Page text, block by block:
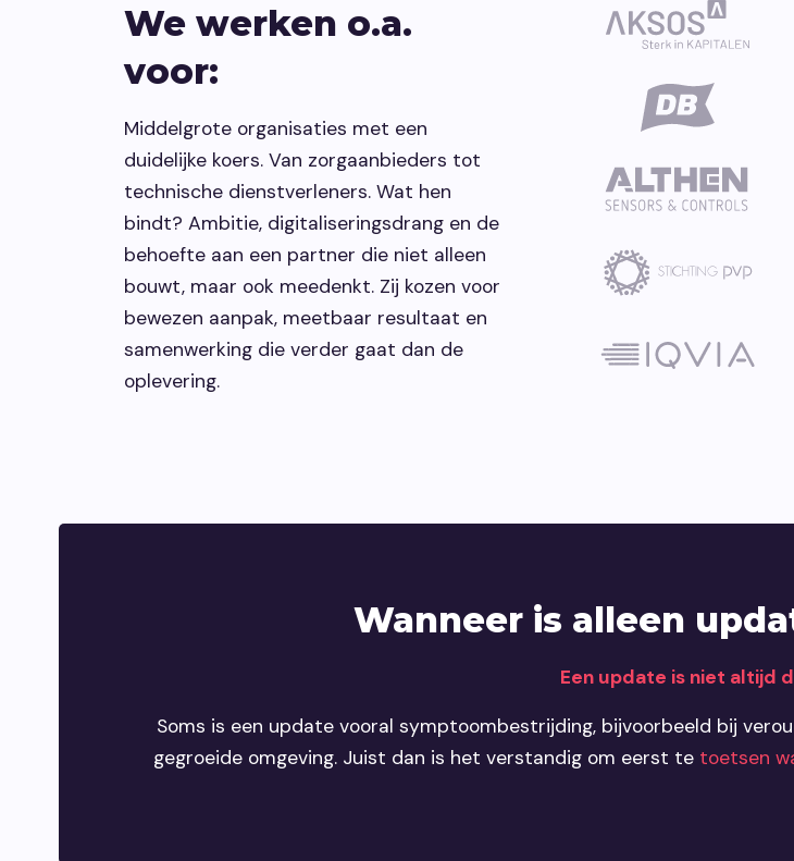
We werken o.a.
voor:
Middelgrote organisaties met een
duidelijke koers. Van zorgaanbieders tot
technische dienstverleners. Wat hen
bindt? Ambitie, digitaliseringsdrang en de
behoefte aan een partner die niet alleen
bouwt, maar ook meedenkt. Zij kozen voor
bewezen aanpak, meetbaar resultaat en
samenwerking die verder gaat dan de
oplevering.
Wanneer is alleen
Een update is niet altijd
Soms is een update vooral symptoombestrijding, bijvoorbeeld bij
gegroeide omgeving. Juist dan is het verstandig om eerst te toetsen